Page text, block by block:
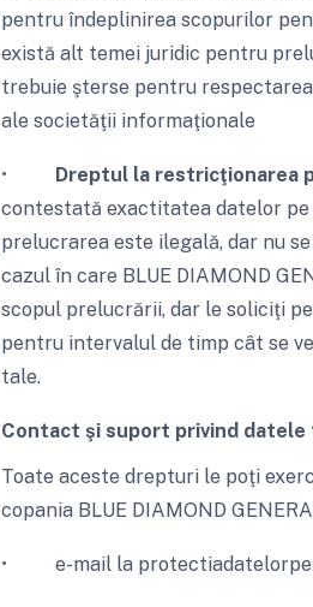
pentru îndeplinirea scopurilor
există alt temei juridic pentru
trebuie şterse pentru
ale societăţii informaţionale
• Dreptul la restricţionarea
contestată exactitatea datelor
prelucrarea este ilegală, dar nu
cazul în care BLUE DIAMOND
scopul prelucrării, dar le soliciţi
pentru intervalul de timp cât se
tale.
Contact şi suport privind datele
Toate aceste drepturi le poţi
copania BLUE DIAMOND
• e-mail la